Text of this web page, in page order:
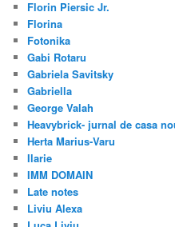
Florin Piersic Jr.
Florina
Fotonika
Gabi Rotaru
Gabriela Savitsky
Gabriella
George Valah
Heavybrick- jurnal de casa
Herta Marius-Varu
Ilarie
IMM DOMAIN
Late notes
Liviu Alexa